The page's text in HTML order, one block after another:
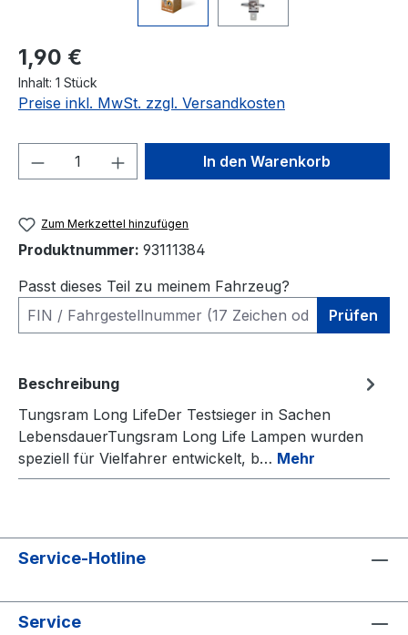
Regulärer Preis:
1,90 €
Inhalt: 1 Stück
Preise inkl. MwSt. zzgl. Versandkosten
Produkt Anzahl: Gib denIn den Warenkorb
Zum Merkzettel hinzufügen
Produktnummer: 93111384
Passt dieses Teil zu meinem Fahrzeug?
Prüfen
Beschreibung
Tungsram Long LifeDer Testsieger in Sachen
LebensdauerTungsram Long Life Lampen wurden
speziell für Vielfahrer entwickelt, b… Mehr
Service-Hotline
Service